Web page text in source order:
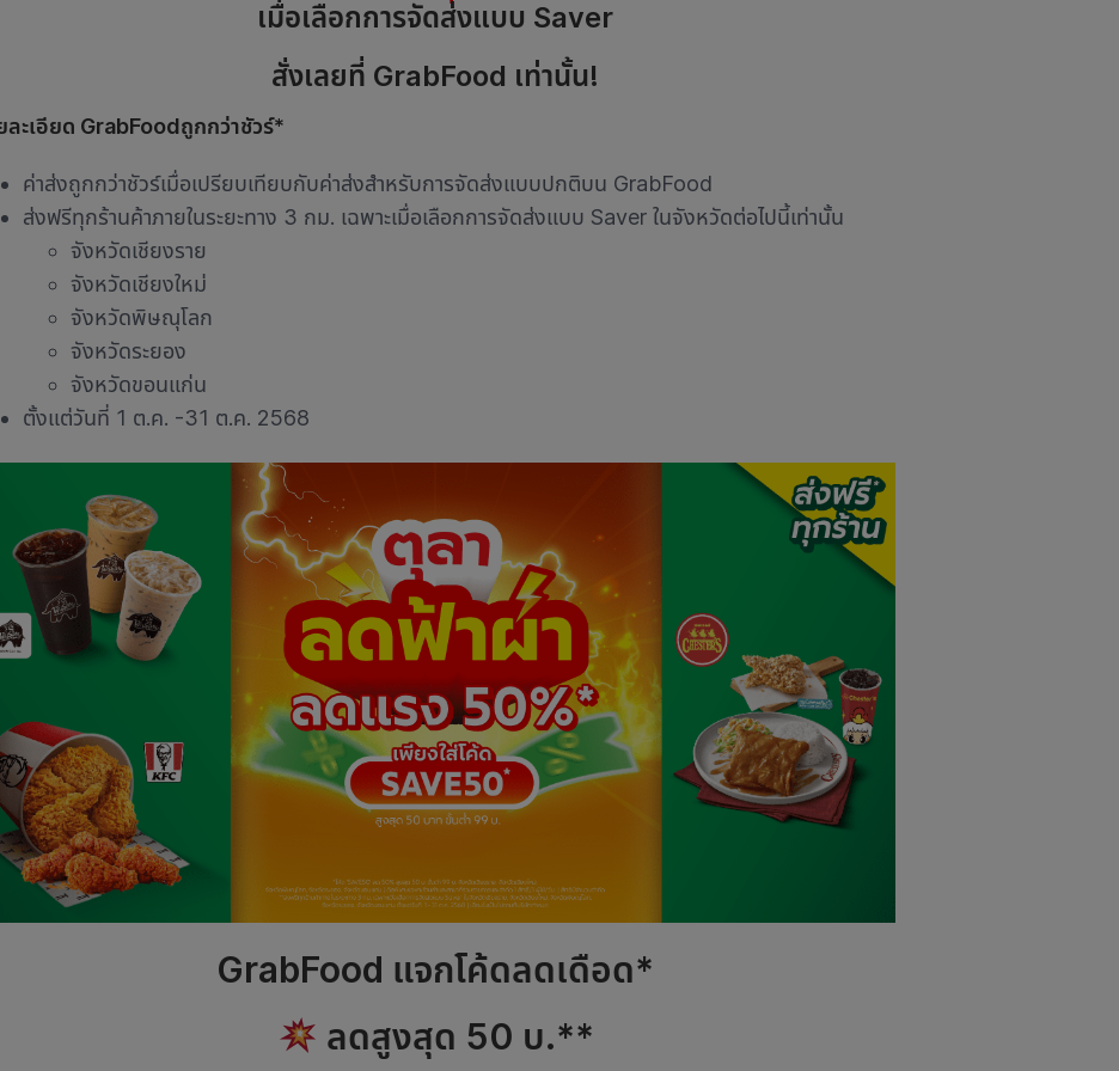
เมื่อเลือกการจัดส่งแบบ Saver
สั่งเลยที่ GrabFood เท่านั้น!
ละเอียด GrabFoodถูกกว่าชัวร์*
ค่าส่งถูกกว่าชัวร์เมื่อเปรียบเทียบกับค่าส่งสำหรับการจัดส่งแบบปกติบน GrabFood
ส่งฟรีทุกร้านค้าภายในระยะทาง 3 กม. เฉพาะเมื่อเลือกการจัดส่งแบบ Saver ในจังหวัดต่อไปนี้เท่านั้น
จังหวัดเชียงราย
จังหวัดเชียงใหม่
จังหวัดพิษณุโลก
จังหวัดระยอง
จังหวัดขอนแก่น
ตั้งแต่วันที่ 1 ต.ค. -31 ต.ค. 2568
GrabFood แจกโค้ดลดเดือด*
ลดสูงสุด 50 บ.**